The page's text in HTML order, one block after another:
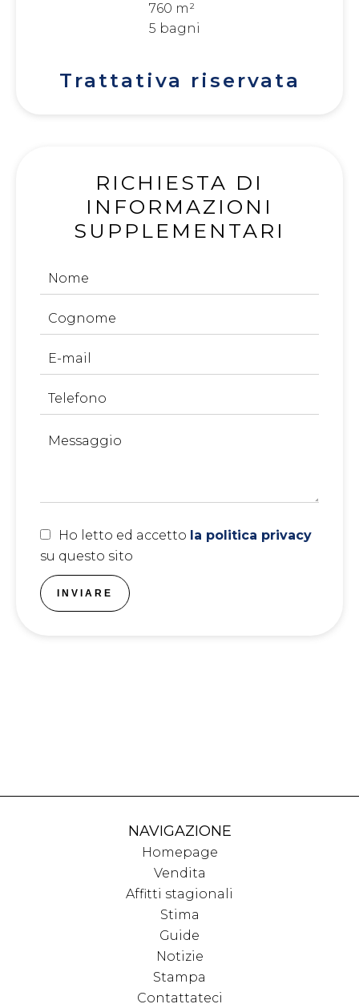
760 m²
5 bagni
Trattativa riservata
RICHIESTA DI
INFORMAZIONI
SUPPLEMENTARI
Ho letto ed accetto la politica privacy
su questo sito
INVIARE
NAVIGAZIONE
Homepage
Vendita
Affitti stagionali
Stima
Guide
Notizie
Stampa
Contattateci